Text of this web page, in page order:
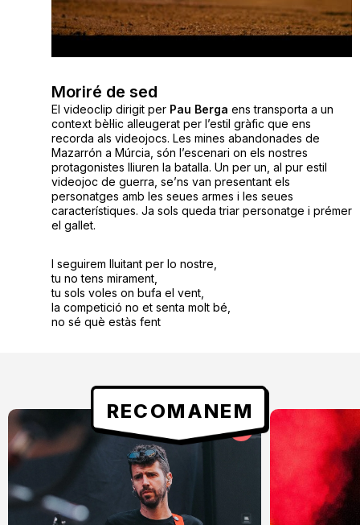
Moriré de sed
El videoclip dirigit per Pau Berga ens transporta a un
context bèl·lic alleugerat per l’estil gràfic que ens
recorda als videojocs. Les mines abandonades de
Mazarrón a Múrcia, són l’escenari on els nostres
protagonistes lliuren la batalla. Un per un, al pur estil
videojoc de guerra, se’ns van presentant els
personatges amb les seues armes i les seues
característiques. Ja sols queda triar personatge i prémer
el gallet.
I seguirem lluitant per lo nostre,
tu no tens mirament,
tu sols voles on bufa el vent,
la competició no et senta molt bé,
no sé què estàs fent
RECOMANEM